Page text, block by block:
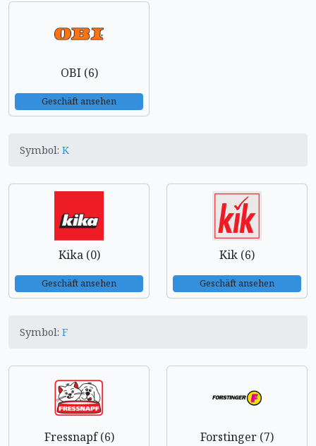
OBI (6)
Geschäft ansehen
Symbol: K
Kika (0)
Geschäft ansehen
Kik (6)
Geschäft ansehen
Symbol: F
Fressnapf (6) Forstinger (7)